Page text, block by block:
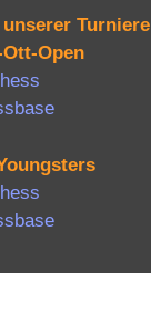
Turniere
Open